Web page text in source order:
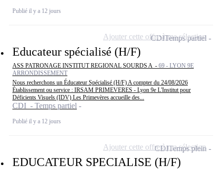
Publié il y a 12 jours
Educateur spécialisé (H/F)
ASS PATRONAGE INSTITUT REGIONAL SOURDS A - 69 - LYON 9E
ARRONDISSEMENT
Nous recherchons un Éducateur Spécialisé (H/F) A compter du 24/08/2026
Établissement ou service : IRSAM PRIMEVERES - Lyon 9e L'Institut pour
Déficients Visuels (IDV) Les Primevères accueille des...
CDI - Temps partiel
Publié il y a 12 jours
CDITemps partiel
Ajouter cette offre à ma sélection
EDUCATEUR SPECIALISE (H/F)
CDITemps plein
Ajouter cette offre à ma sélection